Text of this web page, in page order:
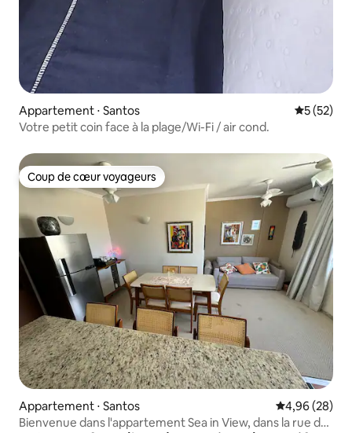
Appartement ⋅ Santos
5 (52)
Votre petit coin face à la plage/Wi-Fi / air cond.
Coup de cœur voyageurs
Coup de cœur voyageurs
Appartement ⋅ Santos Évaluation
4,96 (28)
Bienvenue dans l'appartement Sea in View, dans la rue de